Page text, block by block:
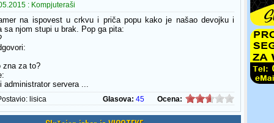
: Kompjuteraši
na ispovest u crkvu i priča popu kako je našao devojku i
sa njom stupi u brak. Pop ga pita:
zna za to?
administrator servera ...
lisica Glasova: 45 Ocena: